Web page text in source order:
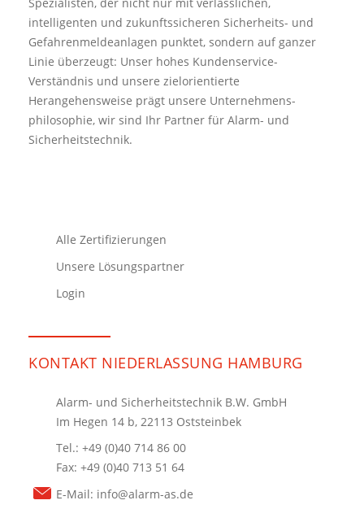
intelligenten und zukunftssicheren Sicherheits- und
Gefahrenmeldeanlagen punktet, sondern auf ganzer
Linie überzeugt: Unser hohes Kundenservice-
Verständnis und unsere zielorientierte
Herangehensweise prägt unsere Unternehmens­
philosophie, wir sind Ihr Partner für Alarm- und
Sicherheitstechnik.
Alle Zertifizierungen
Unsere Lösungspartner
Login
KONTAKT NIEDERLASSUNG HAMBURG
Alarm- und Sicherheitstechnik B.W. GmbH
Im Hegen 14 b, 22113 Oststeinbek
Tel.: +49 (0)40 714 86 00
Fax: +49 (0)40 713 51 64
E-Mail: info@alarm-as.de